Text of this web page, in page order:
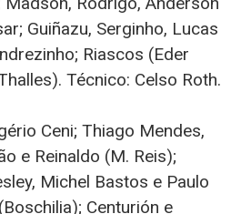
Guiñazu, Serginho, Lucas
Riascos (Eder
Técnico: Celso Roth.
Ceni; Thiago Mendes,
e Reinaldo (M. Reis);
Michel Bastos e Paulo
Centurión e